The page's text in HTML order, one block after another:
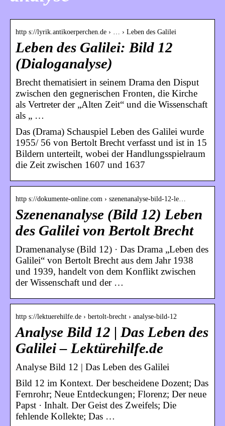
http s://lyrik.antikoerperchen.de › … › Leben des Galilei
Leben des Galilei: Bild 12
(Dialoganalyse)
Brecht thematisiert in seinem Drama den Disput
zwischen den gegnerischen Fronten, die Kirche
als Vertreter der „Alten Zeit“ und die Wissenschaft
als „ …
Das (Drama) Schauspiel Leben des Galilei wurde
1955/ 56 von Bertolt Brecht verfasst und ist in 15
Bildern unterteilt, wobei der Handlungsspielraum
die Zeit zwischen 1607 und 1637
http s://dokumente-online.com › szenenanalyse-bild-12-le…
Szenenanalyse (Bild 12) Leben
des Galilei von Bertolt Brecht
Dramenanalyse (Bild 12) · Das Drama „Leben des
Galilei“ von Bertolt Brecht aus dem Jahr 1938
und 1939, handelt von dem Konflikt zwischen
der Wissenschaft und der …
http s://lektuerehilfe.de › bertolt-brecht › analyse-bild-12
Analyse Bild 12 | Das Leben des
Galilei – Lektürehilfe.de
Analyse Bild 12 | Das Leben des Galilei
Bild 12 im Kontext. Der bescheidene Dozent; Das
Fernrohr; Neue Entdeckungen; Florenz; Der neue
Papst · Inhalt. Der Geist des Zweifels; Die
fehlende Kollekte; Das …